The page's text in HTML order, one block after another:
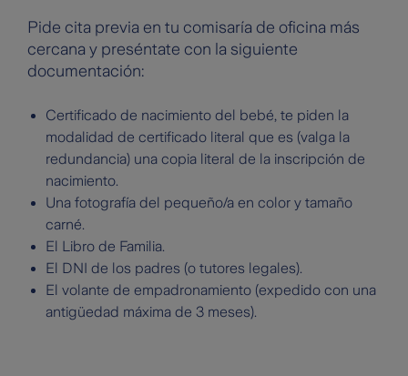
Pide cita previa en tu comisaría de oficina más
cercana y preséntate con la siguiente
documentación:
Certificado de nacimiento del bebé, te piden la
modalidad de certificado literal que es (valga la
redundancia) una copia literal de la inscripción de
nacimiento.
Una fotografía del pequeño/a en color y tamaño
carné.
El Libro de Familia.
El DNI de los padres (o tutores legales).
El volante de empadronamiento (expedido con una
antigüedad máxima de 3 meses).